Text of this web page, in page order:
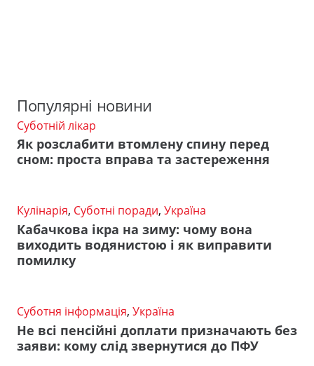
Популярні новини
Суботній лікар
Як розслабити втомлену спину перед
сном: проста вправа та застереження
Кулінарія, Суботні поради, Україна
Кабачкова ікра на зиму: чому вона
виходить водянистою і як виправити
помилку
Суботня інформація, Україна
Не всі пенсійні доплати призначають без
заяви: кому слід звернутися до ПФУ